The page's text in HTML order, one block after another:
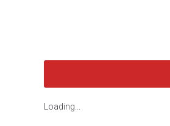
Loading...